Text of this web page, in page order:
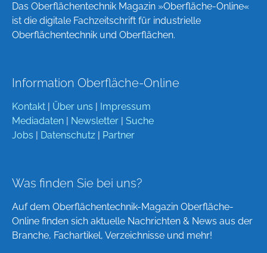
Das Oberflächentechnik Magazin »Oberfläche-Online«
ist die digitale Fachzeitschrift für industrielle
Oberflächentechnik und Oberflächen.
Information Oberfläche-Online
Kontakt | Über uns | Impressum
Mediadaten | Newsletter | Suche
Jobs | Datenschutz | Partner
Was finden Sie bei uns?
Auf dem Oberflächentechnik-Magazin Oberfläche-
Online finden sich aktuelle Nachrichten & News aus der
Branche, Fachartikel, Verzeichnisse und mehr!